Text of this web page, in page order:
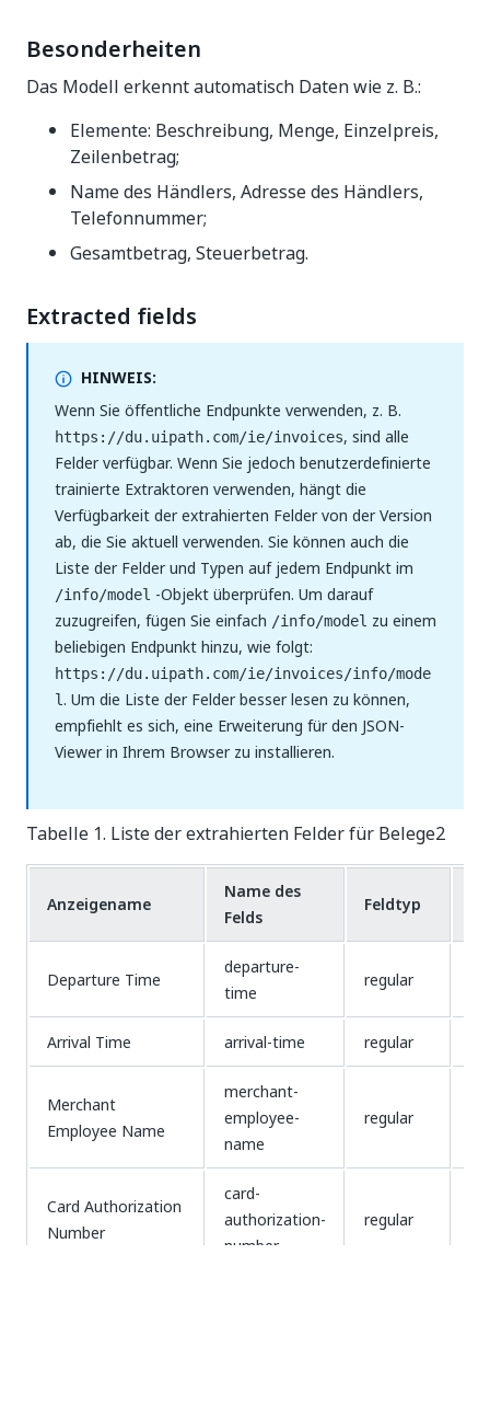
Besonderheiten
Das Modell erkennt automatisch Daten wie z. B.:
Elemente: Beschreibung, Menge, Einzelpreis,
Zeilenbetrag;
Name des Händlers, Adresse des Händlers,
Telefonnummer;
Gesamtbetrag, Steuerbetrag.
Extracted fields
HINWEIS:
Wenn Sie öffentliche Endpunkte verwenden, z. B.
https://du.uipath.com/ie/invoices, sind alle
Felder verfügbar. Wenn Sie jedoch benutzerdefinierte
trainierte Extraktoren verwenden, hängt die
Verfügbarkeit der extrahierten Felder von der Version
ab, die Sie aktuell verwenden. Sie können auch die
Liste der Felder und Typen auf jedem Endpunkt im
/info/model -Objekt überprüfen. Um darauf
zuzugreifen, fügen Sie einfach /info/model zu einem
beliebigen Endpunkt hinzu, wie folgt:
https://du.uipath.com/ie/invoices/info/mode
l. Um die Liste der Felder besser lesen zu können,
empfiehlt es sich, eine Erweiterung für den JSON-
Viewer in Ihrem Browser zu installieren.
Tabelle 1. Liste der extrahierten Felder für Belege2
Anzeigename
Name des
Felds
Feldtyp
Departure Time
departure-
time
regular
Arrival Time arrival-time regular
Merchant
Employee Name
merchant-
employee-
name
regular
Card Authorization
Number
card-
authorization-
number
regular